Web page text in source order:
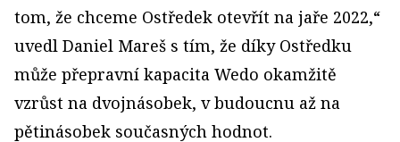
tom, že chceme Ostředek otevřít na jaře 2022,“
uvedl Daniel Mareš s tím, že díky Ostředku
může přepravní kapacita Wedo okamžitě
vzrůst na dvojnásobek, v budoucnu až na
pětinásobek současných hodnot.